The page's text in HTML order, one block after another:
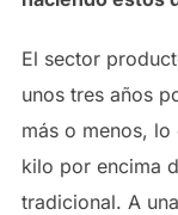
El sector
unos tres años
más o menos,
kilo por encima
tradicional. A